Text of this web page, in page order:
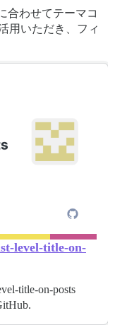
合わせてテーマコ
用いただき、フィ
level-title-on-
title-on-posts